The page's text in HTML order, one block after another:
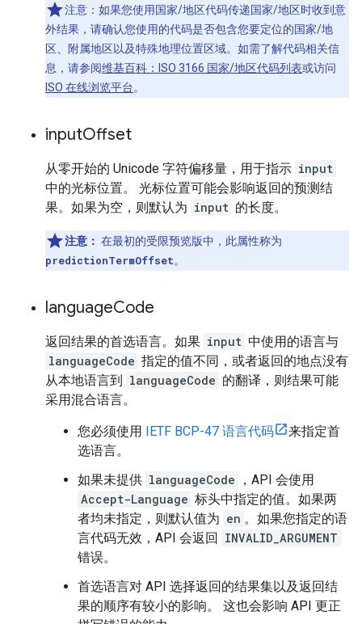
注意：如果您使用国家/地区代码传递国家/地区时收到意
外结果，请确认您使用的代码是否包含您要定位的国家/地
区、附属地区以及特殊地理位置区域。如需了解代码相关信
息，请参阅维基百科：ISO 3166 国家/地区代码列表或访问
ISO 在线浏览平台。
inputOffset
从零开始的 Unicode 字符偏移量，用于指示 input
中的光标位置。 光标位置可能会影响返回的预测结
果。如果为空，则默认为 input 的长度。
注意： 在最初的受限预览版中，此属性称为
predictionTermOffset。
languageCode
返回结果的首选语言。如果 input 中使用的语言与
languageCode 指定的值不同，或者返回的地点没有
从本地语言到 languageCode 的翻译，则结果可能
采用混合语言。
您必须使用 IETF BCP-47 语言代码
来指定首
选语言。
如果未提供 languageCode
，API 会使用
Accept-Language 标头中指定的值。如果两
者均未指定，则默认值为 en 。如果您指定的语
言代码无效，API 会返回 INVALID_ARGUMENT
错误。
首选语言对 API 选择返回的结果集以及返回结
果的顺序有较小的影响。 这也会影响 API 更正